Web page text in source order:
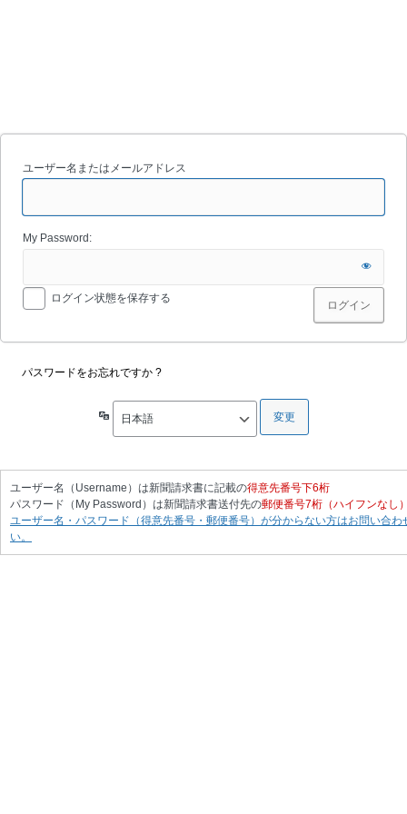
ユーザー名またはメールアドレス
My Password:
ログイン状態を保存する
パスワードをお忘れですか ?
言
語
ユーザー名（Username）は新聞請求書に記載の得意先番号下6桁
パスワード（My Password）は新聞請求書送付先の郵便番号7桁（ハイフンなし
ユーザー名・パスワード（得意先番号・郵便番号）が分からない方はお問い合わ
い。